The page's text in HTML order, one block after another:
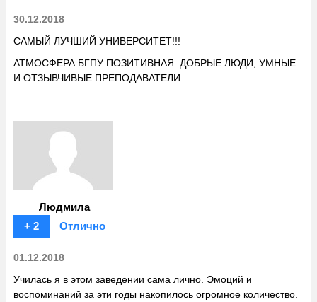
30.12.2018
САМЫЙ ЛУЧШИЙ УНИВЕРСИТЕТ!!!
АТМОСФЕРА БГПУ ПОЗИТИВНАЯ: ДОБРЫЕ ЛЮДИ, УМНЫЕ
И ОТЗЫВЧИВЫЕ ПРЕПОДАВАТЕЛИ ...
Людмила
+ 2
Отлично
01.12.2018
Училась я в этом заведении сама лично. Эмоций и
воспоминаний за эти годы накопилось огромное количество.